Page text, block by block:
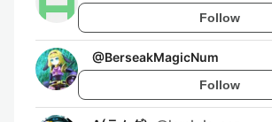
Follow
@BerseakMagicNum
Follow